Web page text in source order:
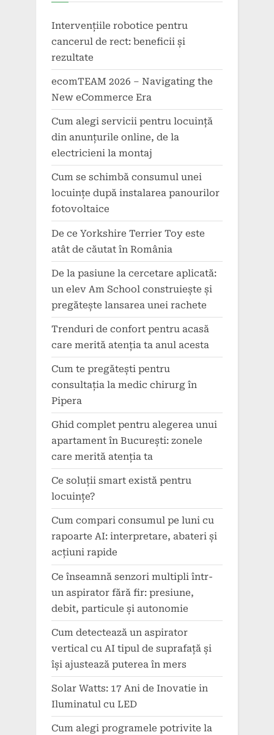
Intervențiile robotice pentru
cancerul de rect: beneficii și
rezultate
ecomTEAM 2026 – Navigating the
New eCommerce Era
Cum alegi servicii pentru locuință
din anunțurile online, de la
electricieni la montaj
Cum se schimbă consumul unei
locuințe după instalarea panourilor
fotovoltaice
De ce Yorkshire Terrier Toy este
atât de căutat în România
De la pasiune la cercetare aplicată:
un elev Am School construiește și
pregătește lansarea unei rachete
Trenduri de confort pentru acasă
care merită atenția ta anul acesta
Cum te pregătești pentru
consultația la medic chirurg în
Pipera
Ghid complet pentru alegerea unui
apartament în București: zonele
care merită atenția ta
Ce soluții smart există pentru
locuințe?
Cum compari consumul pe luni cu
rapoarte AI: interpretare, abateri și
acțiuni rapide
Ce înseamnă senzori multipli într-
un aspirator fără fir: presiune,
debit, particule și autonomie
Cum detectează un aspirator
vertical cu AI tipul de suprafață și
își ajustează puterea în mers
Solar Watts: 17 Ani de Inovatie in
Iluminatul cu LED
Cum alegi programele potrivite la